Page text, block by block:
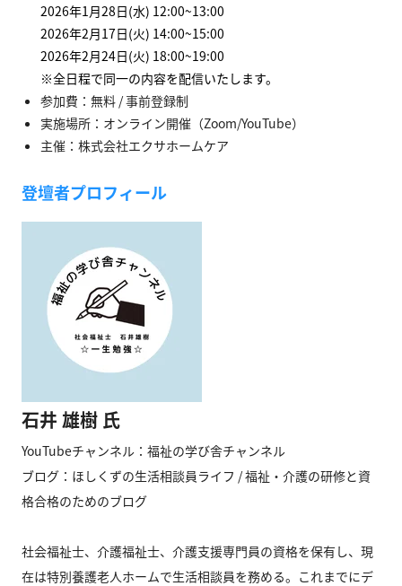
2026年1月28日(水) 12:00~13:00
2026年2月17日(火) 14:00~15:00
2026年2月24日(火) 18:00~19:00
※全日程で同一の内容を配信いたします。
参加費：無料 / 事前登録制
実施場所：オンライン開催（Zoom/YouTube）
主催：株式会社エクサホームケア
登壇者プロフィール
石井 雄樹 氏
YouTubeチャンネル：福祉の学び舎チャンネル
ブログ：ほしくずの生活相談員ライフ / 福祉・介護の研修と資
格合格のためのブログ
社会福祉士、介護福祉士、介護支援専門員の資格を保有し、現
在は特別養護老人ホームで生活相談員を務める。これまでにデ